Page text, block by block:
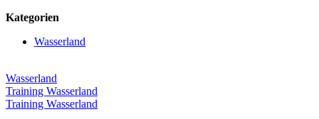
Kategorien
Wasserland
Wasserland
Beitragsnavigation
Vorheriger
Beitrag:
Training Wasserland
Nächster
Training Wasserland